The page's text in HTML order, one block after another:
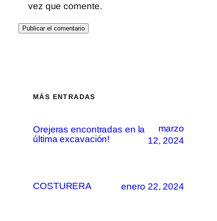
vez que comente.
MÁS ENTRADAS
Orejeras encontradas en la
última excavación!
marzo
12, 2024
COSTURERA enero 22, 2024